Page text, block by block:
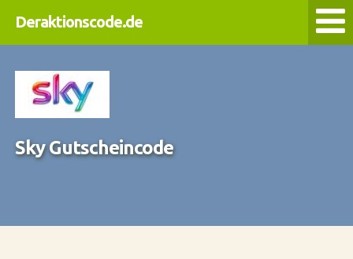
Deraktionscode.de
Sky Gutscheincode